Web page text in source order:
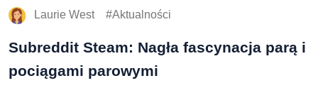
Laurie West Aktualności
Subreddit Steam: Nagła fascynacja parą i
pociągami parowymi